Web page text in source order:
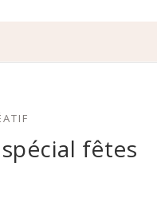
fêtes